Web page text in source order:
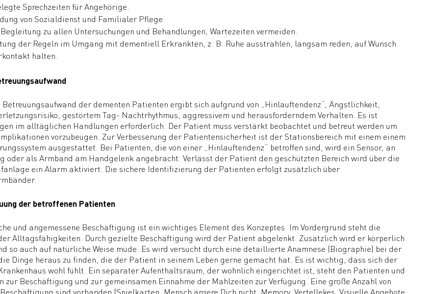
Sprechzeiten für Angehörige.
von Sozialdienst und Familialer Pflege.
Begleitung zu allen Untersuchungen und Behandlungen, Wartezeiten vermeiden.
der Regeln im Umgang mit dementiell Erkrankten, z. B. Ruhe ausstrahlen, langsam reden, auf Wunsch
halten.
Betreuungsaufwand der dementen Patienten ergibt sich aufgrund von „Hinlauftendenz“, Ängstlichkeit,
gestörtem Tag- Nachtrhythmus, aggressivem und herausforderndem Verhalten. Es ist
im alltäglichen Handlungen erforderlich. Der Patient muss verstärkt beobachtet und betreut werden um
vorzubeugen. Zur Verbesserung der Patientensicherheit ist der Stationsbereich mit einem einem
ausgestattet. Bei Patienten, die von einer „Hinlauftendenz“ betroffen sind, wird ein Sensor, an
oder als Armband am Handgelenk angebracht. Verlässt der Patient den geschützten Bereich wird über die
ein Alarm aktiviert. Die sichere Identifizierung der Patienten erfolgt zusätzlich über
der betroffenen Patienten
und angemessene Beschäftigung ist ein wichtiges Element des Konzeptes. Im Vordergrund steht die
Alltagsfähigkeiten. Durch gezielte Beschäftigung wird der Patient abgelenkt. Zusätzlich wird er körperlich
so auch auf natürliche Weise müde. Es wird versucht durch eine detaillierte Anamnese (Biographie) bei der
Dinge heraus zu finden, die der Patient in seinem Leben gerne gemacht hat. Es ist wichtig, dass sich der
wohl fühlt. Ein separater Aufenthaltsraum, der wohnlich eingerichtet ist, steht den Patienten und
zur Beschäftigung und zur gemeinsamen Einnahme der Mahlzeiten zur Verfügung. Eine große Anzahl von
sind vorhanden (Spielkarten, Mensch ärgere Dich nicht, Memory, Vertellekes, Visuelle Angebote